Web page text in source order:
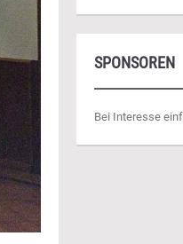
SPONSOREN
Bei Interesse